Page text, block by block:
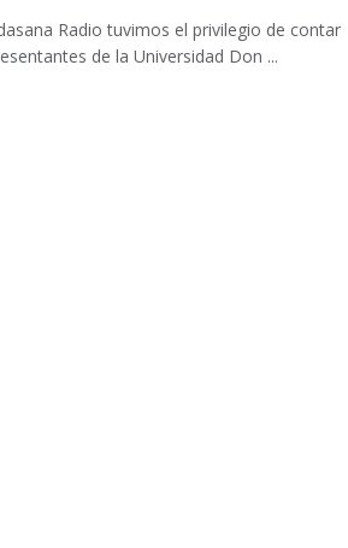
Radio tuvimos el privilegio de contar
de la Universidad Don ...